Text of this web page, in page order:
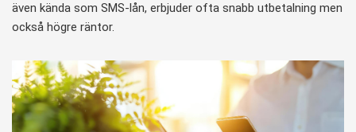
även kända som SMS-lån, erbjuder ofta snabb utbetalning men
också högre räntor.